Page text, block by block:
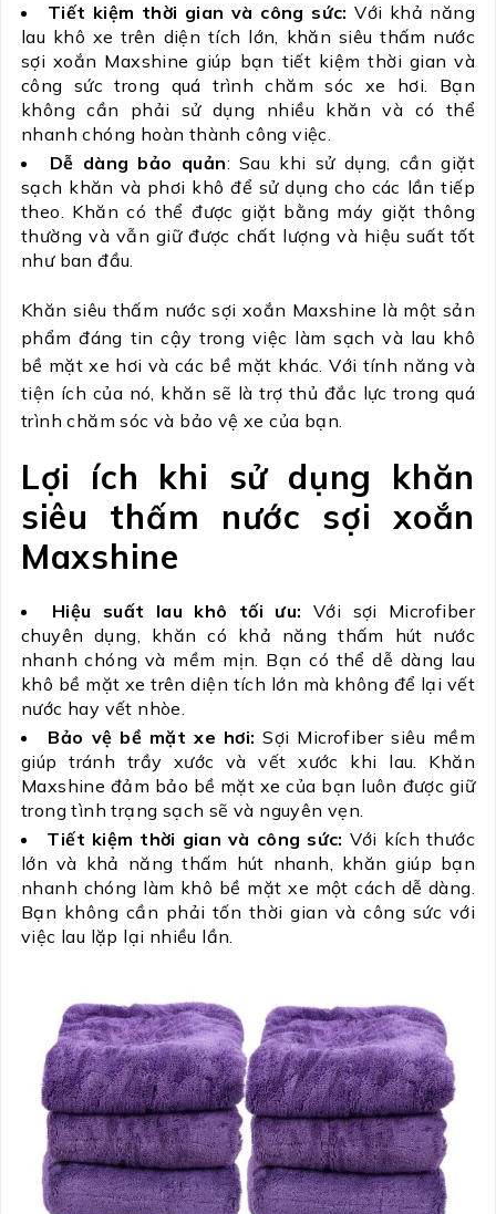
Tiết kiệm thời gian và công sức: Với khả năng
lau khô xe trên diện tích lớn, khăn siêu thấm nước
sợi xoắn Maxshine giúp bạn tiết kiệm thời gian và
công sức trong quá trình chăm sóc xe hơi. Bạn
không cần phải sử dụng nhiều khăn và có thể
nhanh chóng hoàn thành công việc.
Dễ dàng bảo quản: Sau khi sử dụng, cần giặt
sạch khăn và phơi khô để sử dụng cho các lần tiếp
theo. Khăn có thể được giặt bằng máy giặt thông
thường và vẫn giữ được chất lượng và hiệu suất tốt
như ban đầu.
Khăn siêu thấm nước sợi xoắn Maxshine là một sản
phẩm đáng tin cậy trong việc làm sạch và lau khô
bề mặt xe hơi và các bề mặt khác. Với tính năng và
tiện ích của nó, khăn sẽ là trợ thủ đắc lực trong quá
trình chăm sóc và bảo vệ xe của bạn.
Lợi ích khi sử dụng khăn
siêu thấm nước sợi xoắn
Maxshine
Hiệu suất lau khô tối ưu: Với sợi Microfiber
chuyên dụng, khăn có khả năng thấm hút nước
nhanh chóng và mềm mịn. Bạn có thể dễ dàng lau
khô bề mặt xe trên diện tích lớn mà không để lại vết
nước hay vết nhòe.
Bảo vệ bề mặt xe hơi: Sợi Microfiber siêu mềm
giúp tránh trầy xước và vết xước khi lau. Khăn
Maxshine đảm bảo bề mặt xe của bạn luôn được giữ
trong tình trạng sạch sẽ và nguyên vẹn.
Tiết kiệm thời gian và công sức: Với kích thước
lớn và khả năng thấm hút nhanh, khăn giúp bạn
nhanh chóng làm khô bề mặt xe một cách dễ dàng.
Bạn không cần phải tốn thời gian và công sức với
việc lau lặp lại nhiều lần.